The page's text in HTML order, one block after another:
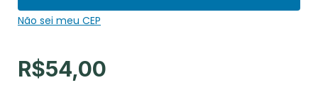
Não sei meu CEP
R$54,00